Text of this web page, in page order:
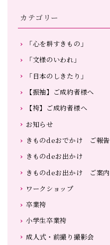
カテゴリー
「心を耕すきもの」
「文様のいわれ」
「日本のしきたり」
【振袖】ご成約者様へ
【袴】ご成約者様へ
お知らせ
きものdeおでかけ ご報告
きものdeお出かけ
きものdeお出かけ ご案内
ワークショップ
卒業袴
小学生卒業袴
成人式・前撮り撮影会